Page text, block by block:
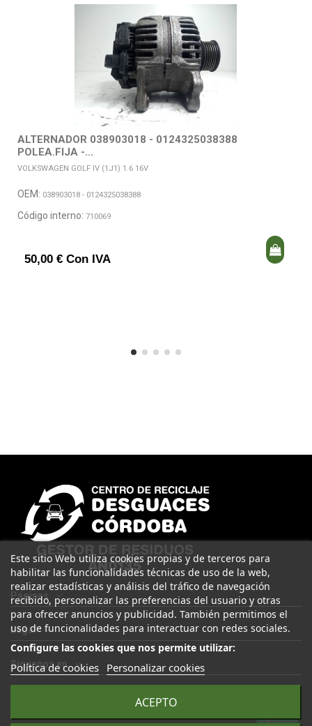
ALTERNADOR 038903018 - 0124325038388
POLEA.FIJA -...
VOLKSWAGEN GOLF IV (1J1) 1.6 16V
OEM: 038903018 - 0124325038388
Código interno: 710069
50,00 € Con IVA
Páginas
Legal
Este sitio Web utiliza cookies propias y de terceros para
habilitar las funcionalidades técnicas de uso de la web,
realizar estadísticas y análisis del tráfico de navegación
recibido, personalizar las preferencias del usuario y otras
para ofrecer anuncios y publicidad. También permitimos el
uso de funcionalidades para interactuar con redes sociales.
Configure las cookies que nos permite utilizar:
Política de cookies Personalizar cookies
ACEPTO
Síguenos en